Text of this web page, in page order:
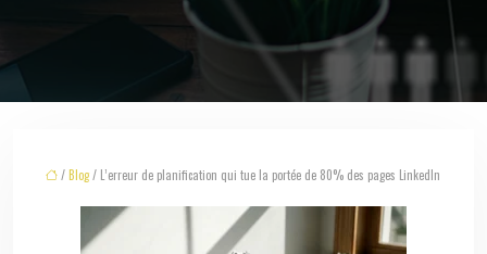
/Blog/ L’erreur de planification qui tue la portée de 80% des pages LinkedIn